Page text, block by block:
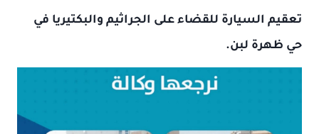
تعقيم السيارة للقضاء على الجراثيم والبكتيريا في
حي ظهرة لبن.